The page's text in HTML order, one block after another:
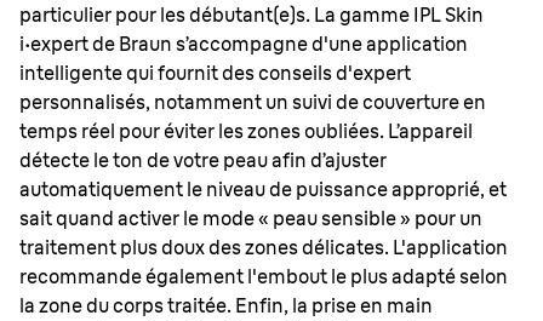
particulier pour les débutant(e)s. La gamme IPL Skin
i·expert de Braun s’accompagne d'une application
intelligente qui fournit des conseils d'expert
personnalisés, notamment un suivi de couverture en
temps réel pour éviter les zones oubliées. L’appareil
détecte le ton de votre peau afin d’ajuster
automatiquement le niveau de puissance approprié, et
sait quand activer le mode « peau sensible » pour un
traitement plus doux des zones délicates. L'application
recommande également l'embout le plus adapté selon
la zone du corps traitée. Enfin, la prise en main